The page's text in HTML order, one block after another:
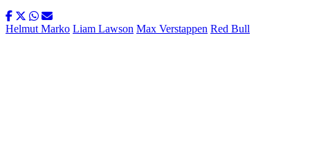
Helmut Marko Liam Lawson Max Verstappen Red Bull